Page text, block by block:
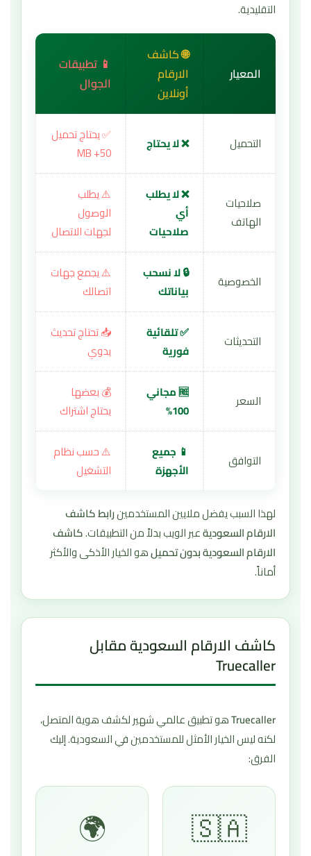
التقليدية.
المعيار
🌐 كاشف
الارقام
أونلاين
📱 تطبيقات
الجوال
التحميل ❌ لا يحتاج
✅ يحتاج تحميل
50+ MB
صلاحيات
الهاتف
❌ لا يطلب
أي
صلاحيات
⚠️ يطلب
الوصول
لجهات الاتصال
الخصوصية
🔒 لا نسحب
بياناتك
⚠️ يجمع جهات
اتصالك
التحديثات
✅ تلقائية
فورية
📥 تحتاج تحديث
يدوي
السعر
🆓 مجاني
100%
💰 بعضها
يحتاج اشتراك
التوافق
📱 جميع
الأجهزة
⚠️ حسب نظام
التشغيل
لهذا السبب يفضل ملايين المستخدمينرابط كاشف
الارقام السعوديةعبر الويب بدلاً من التطبيقات.كاشف
الارقام السعودية بدون تحميلهو الخيار الأذكى والأكثر
أماناً.
كاشف الارقام السعودية مقابل
Truecaller
Truecallerهو تطبيق عالمي شهير لكشف هوية المتصل،
لكنه ليس الخيار الأمثل للمستخدمين في السعودية. إليك
الفرق:
🇸🇦
🌍